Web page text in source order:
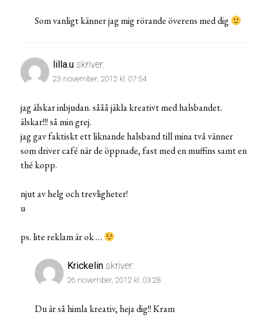
Som vanligt känner jag mig rörande överens med dig
lilla.u skriver:
23 november, 2012 kl. 07:54
jag älskar inbjudan. sååå jäkla kreativt med halsbandet.
älskar!!! så min grej.
jag gav faktiskt ett liknande halsband till mina två vänner
som driver café när de öppnade, fast med en muffins samt en
thé kopp.
njut av helg och trevligheter!
u
ps. lite reklam är ok …
Krickelin skriver:
26 november, 2012 kl. 03:28
Du är så himla kreativ, heja dig!! Kram